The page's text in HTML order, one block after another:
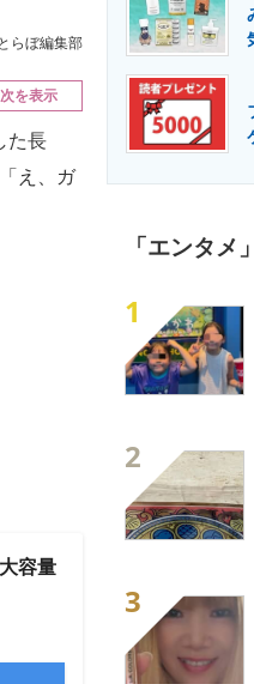
エネルギーの専門メディア
らぼ編集部
次を表示
た長
え、ガ
容量
「エンタメ
1
2
3